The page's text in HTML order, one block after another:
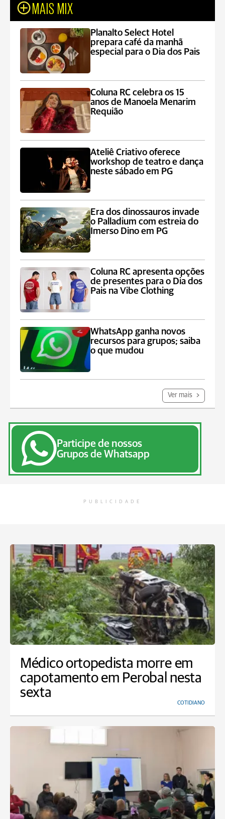
MAIS MIX
Planalto Select Hotel
prepara café da manhã
especial para o Dia dos Pais
Coluna RC celebra os 15
anos de Manoela Menarim
Requião
Ateliê Criativo oferece
workshop de teatro e dança
neste sábado em PG
Era dos dinossauros invade
o Palladium com estreia do
Imerso Dino em PG
Coluna RC apresenta opções
de presentes para o Dia dos
Pais na Vibe Clothing
WhatsApp ganha novos
recursos para grupos; saiba
o que mudou
Ver mais
Participe de nossos
Grupos de Whatsapp
PUBLICIDADE
Médico ortopedista morre em
capotamento em Perobal nesta
sexta
COTIDIANO